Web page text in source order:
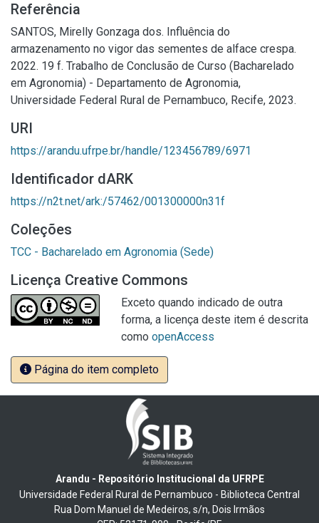
Referência
SANTOS, Mirelly Gonzaga dos. Influência do
armazenamento no vigor das sementes de alface crespa.
2022. 19 f. Trabalho de Conclusão de Curso (Bacharelado
em Agronomia) - Departamento de Agronomia,
Universidade Federal Rural de Pernambuco, Recife, 2023.
URI
https://arandu.ufrpe.br/handle/123456789/6971
Identificador dARK
https://n2t.net/ark:/57462/001300000n31f
Coleções
TCC - Bacharelado em Agronomia (Sede)
Licença Creative Commons
Exceto quando indicado de outra
forma, a licença deste item é descrita
como openAccess
Página do item completo
Arandu - Repositório Institucional da UFRPE
Universidade Federal Rural de Pernambuco - Biblioteca Central
Rua Dom Manuel de Medeiros, s/n, Dois Irmãos